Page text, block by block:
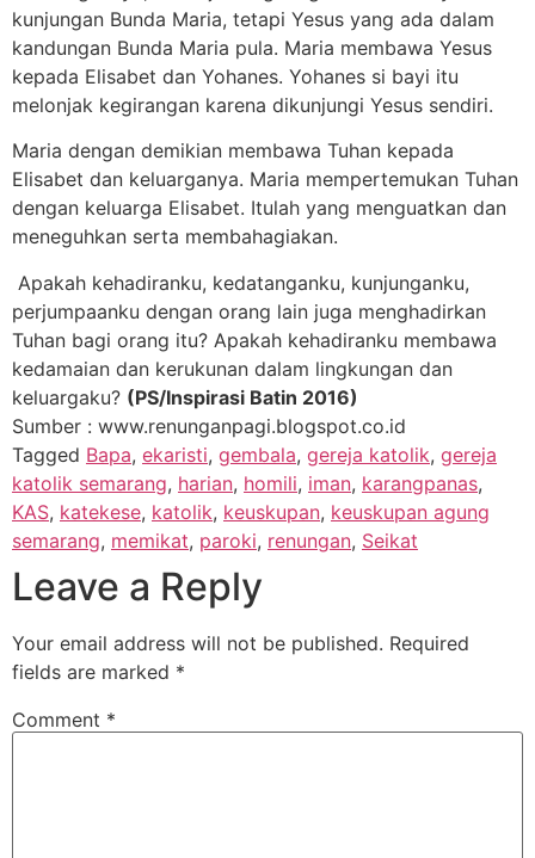
kunjungan Bunda Maria, tetapi Yesus yang ada dalam
kandungan Bunda Maria pula. Maria membawa Yesus
kepada Elisabet dan Yohanes. Yohanes si bayi itu
melonjak kegirangan karena dikunjungi Yesus sendiri.
Maria dengan demikian membawa Tuhan kepada
Elisabet dan keluarganya. Maria mempertemukan Tuhan
dengan keluarga Elisabet. Itulah yang menguatkan dan
meneguhkan serta membahagiakan.
Apakah kehadiranku, kedatanganku, kunjunganku,
perjumpaanku dengan orang lain juga menghadirkan
Tuhan bagi orang itu? Apakah kehadiranku membawa
kedamaian dan kerukunan dalam lingkungan dan
keluargaku? (PS/Inspirasi Batin 2016)
Sumber : www.renunganpagi.blogspot.co.id
Tagged Bapa, ekaristi, gembala, gereja katolik, gereja
katolik semarang, harian, homili, iman, karangpanas,
KAS, katekese, katolik, keuskupan, keuskupan agung
semarang, memikat, paroki, renungan, Seikat
Leave a Reply
Your email address will not be published. Required
fields are marked *
Comment *